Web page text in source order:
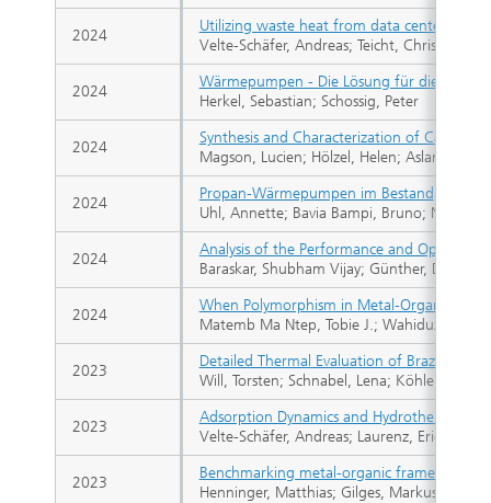
Utilizing waste heat from data centers
Velte-Schäfer, Andreas; Teicht, Christian;
Wärmepumpen - Die Lösung für die
Herkel, Sebastian; Schossig, Peter
Synthesis and Characterization of Carbon-
Magson, Lucien; Hölzel, Helen; Aslam,
Propan-Wärmepumpen im Bestand
Uhl, Annette; Bavia Bampi, Bruno;
Analysis of the Performance and
Baraskar, Shubham Vijay; Günther, Danny;
When Polymorphism in Metal-Organic
Matemb Ma Ntep, Tobie J.;
Detailed Thermal Evaluation of Brazed
Will, Torsten; Schnabel, Lena; Köhler, Jürgen
Adsorption Dynamics and Hydrothermal
Velte-Schäfer, Andreas; Laurenz, Eric;
Benchmarking metal-organic framework
Henninger, Matthias; Gilges, Markus;
2024
2024
2024
2024
2024
2024
2023
2023
2023